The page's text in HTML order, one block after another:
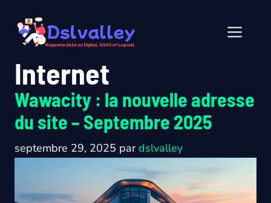
contenu
Internet
Wawacity : la nouvelle adresse
du site – Septembre 2025
septembre 29, 2025 pardslvalley